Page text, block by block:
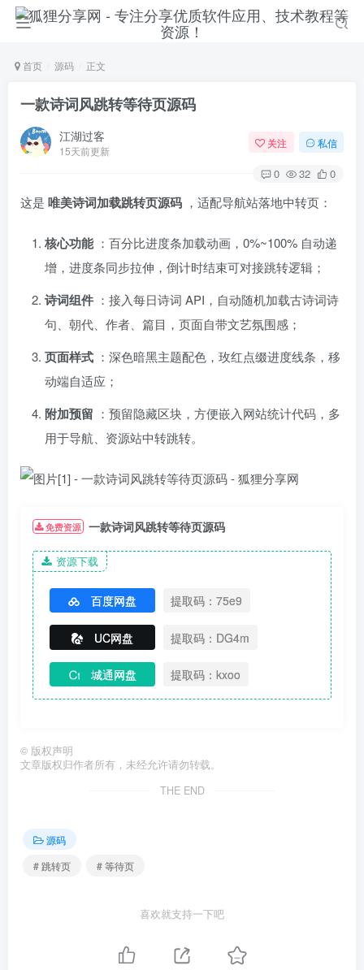
首页 源码 正文
一款诗词风跳转等待页源码
江湖过客
15天前更新
关注 私信
0 32 0
这是 唯美诗词加载跳转页源码 ，适配导航站落地中转页：
核心功能 ：百分比进度条加载动画，0%~100% 自动递
增，进度条同步拉伸，倒计时结束可对接跳转逻辑；
诗词组件 ：接入每日诗词 API，自动随机加载古诗词诗
句、朝代、作者、篇目，页面自带文艺氛围感；
页面样式 ：深色暗黑主题配色，玫红点缀进度线条，移
动端自适应；
附加预留 ：预留隐藏区块，方便嵌入网站统计代码，多
用于导航、资源站中转跳转。
免费资源 一款诗词风跳转等待页源码
资源下载
百度网盘 提取码：75e9
UC网盘 提取码：DG4m
城通网盘 提取码：kxoo
© 版权声明
文章版权归作者所有，未经允许请勿转载。
THE END
源码
# 跳转页
# 等待页
喜欢就支持一下吧